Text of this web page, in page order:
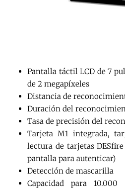
Pantalla táctil LCD de 7
de 2 megapíxeles
Distancia de
Duración del
Tasa de precisión del
Tarjeta M1 integrada,
lectura de tarjetas
pantalla para autenticar)
Detección de mascarilla
Capacidad para 10.000